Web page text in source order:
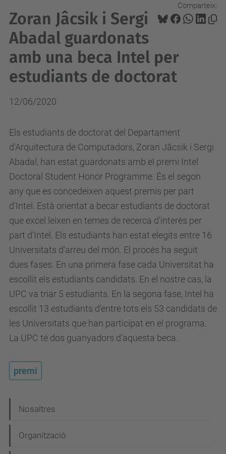
Comparteix:
Zoran Jâcsik i Sergi
Abadal guardonats
amb una beca Intel per
estudiants de doctorat
12/06/2020
Els estudiants de doctorat del Departament
d'Arquitectura de Computadors, Zoran Jâcsik i Sergi
Abadal, han estat guardonats amb el premi Intel
Doctoral Student Honor Programme. És el segon
any que es concedeixen aquest premis per part
d'Intel. Està orientat a becar estudiants de doctorat
que excel.leixen en temes de recerca d'interès per
part d'Intel. Els estudiants han estat elegits entre 16
Universitats d'arreu del món. El procés ha seguit
dues fases. En una primera fase cada Universitat ha
escollit els estudiants candidats. En el nostre cas, la
UPC va triar 5 estudiants. En la segona fase, Intel ha
escollit 13 estudiants d'entre tots els 53 candidats de
les Universitats que han participat en el programa.
La UPC té dos guanyadors d'aquesta beca.
premi
a
v
Nosaltres
Organització